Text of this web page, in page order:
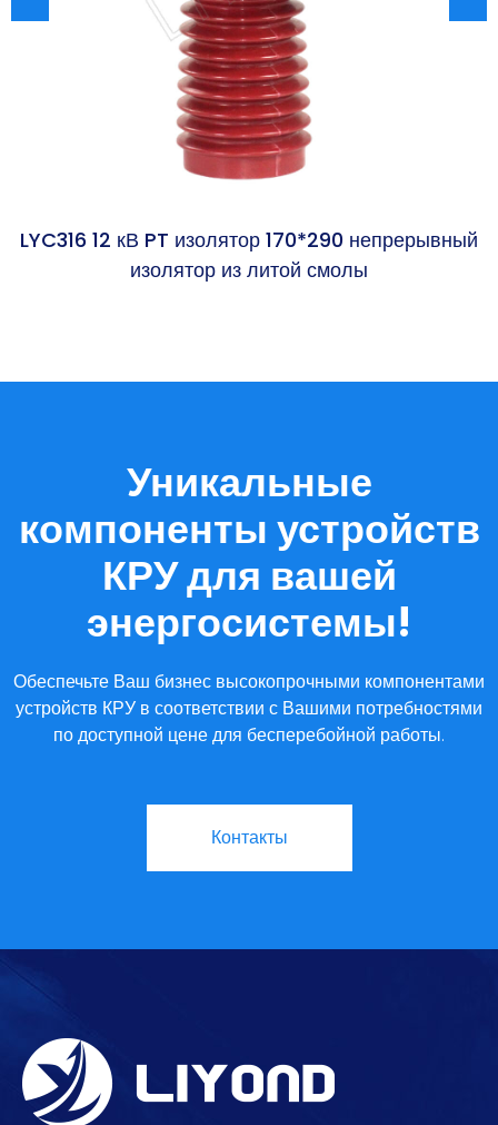
LYC316 12 кВ PT изолятор 170*290 непрерывный
изолятор из литой смолы
Уникальные
компоненты устройств
КРУ для вашей
энергосистемы!
Обеспечьте Ваш бизнес высокопрочными компонентами
устройств КРУ в соответствии с Вашими потребностями
по доступной цене для бесперебойной работы.
Контакты